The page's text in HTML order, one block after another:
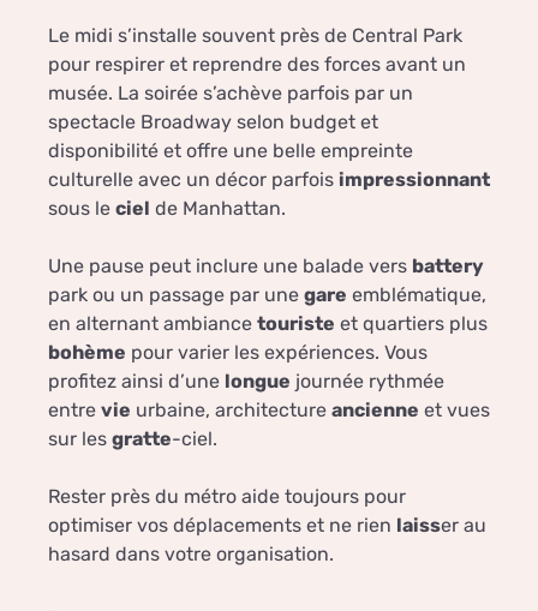
Le midi s’installe souvent près de Central Park
pour respirer et reprendre des forces avant un
musée. La soirée s’achève parfois par un
spectacle Broadway selon budget et
disponibilité et offre une belle empreinte
culturelle avec un décor parfois impressionnant
sous le ciel de Manhattan.
Une pause peut inclure une balade vers battery
park ou un passage par une gare emblématique,
en alternant ambiance touriste et quartiers plus
bohème pour varier les expériences. Vous
profitez ainsi d’une longue journée rythmée
entre vie urbaine, architecture ancienne et vues
sur les gratte-ciel.
Rester près du métro aide toujours pour
optimiser vos déplacements et ne rien laisser au
hasard dans votre organisation.